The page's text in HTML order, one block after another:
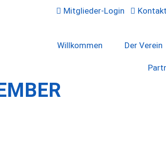
Mitglieder-Login Kontakt
Willkommen Der Verein